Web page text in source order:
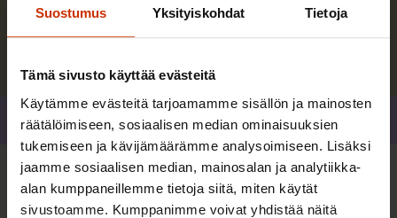
Suostumus Yksityiskohdat Tietoja
Tämä sivusto käyttää evästeitä
Käytämme evästeitä tarjoamamme sisällön ja mainosten
räätälöimiseen, sosiaalisen median ominaisuuksien
tukemiseen ja kävijämäärämme analysoimiseen. Lisäksi
jaamme sosiaalisen median, mainosalan ja analytiikka-
alan kumppaneillemme tietoja siitä, miten käytät
sivustoamme. Kumppanimme voivat yhdistää näitä
Lue lisää kirjoittajasta
Jaa
Lisää kirjoittajalta